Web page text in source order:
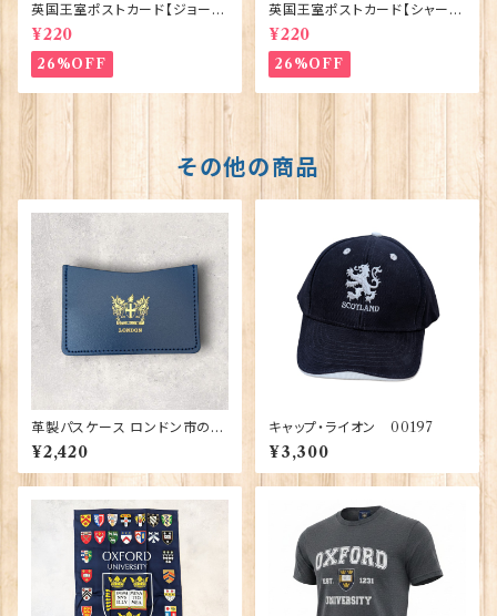
英国王室ポストカード【ジョージ
王子ご誕生】Pageantry Post
card 90183-JEF100
¥220
26%OFF
英国王室ポストカード【シャーロ
ット王女2】Pageantry Postca
rd 90183-JEF202
¥220
26%OFF
その他の商品
革製パスケース ロンドン市の紋
章入り【Navy】R.C.Brady 90
381-Navy
¥2,420
キャップ・ライオン 00197
¥3,300